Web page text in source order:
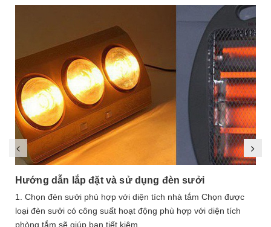
Hướng dẫn lắp đặt và sử dụng đèn sưởi
1. Chọn đèn sưởi phù hợp với diện tích nhà tắm Chọn được
loại đèn sưởi có công suất hoạt động phù hợp với diện tích
phòng tắm sẽ giúp bạn tiết kiệm...